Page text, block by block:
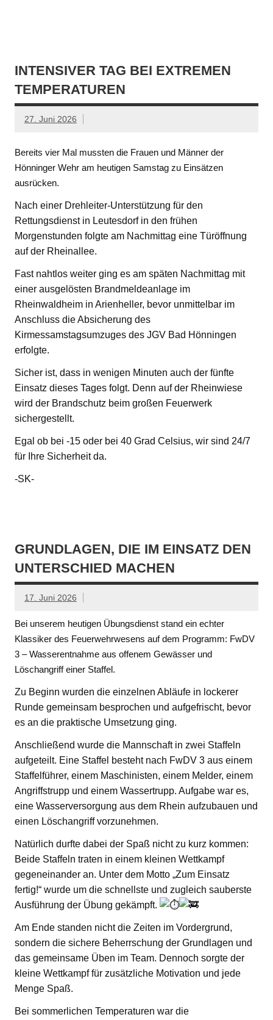
INTENSIVER TAG BEI EXTREMEN
TEMPERATUREN
27. Juni 2026
Bereits vier Mal mussten die Frauen und Männer der
Hönninger Wehr am heutigen Samstag zu Einsätzen
ausrücken.
Nach einer Drehleiter-Unterstützung für den
Rettungsdienst in Leutesdorf in den frühen
Morgenstunden folgte am Nachmittag eine Türöffnung
auf der Rheinallee.
Fast nahtlos weiter ging es am späten Nachmittag mit
einer ausgelösten Brandmeldeanlage im
Rheinwaldheim in Arienheller, bevor unmittelbar im
Anschluss die Absicherung des
Kirmessamstagsumzuges des JGV Bad Hönningen
erfolgte.
Sicher ist, dass in wenigen Minuten auch der fünfte
Einsatz dieses Tages folgt. Denn auf der Rheinwiese
wird der Brandschutz beim großen Feuerwerk
sichergestellt.
Egal ob bei -15 oder bei 40 Grad Celsius, wir sind 24/7
für Ihre Sicherheit da.
-SK-
GRUNDLAGEN, DIE IM EINSATZ DEN
UNTERSCHIED MACHEN
17. Juni 2026
Bei unserem heutigen Übungsdienst stand ein echter
Klassiker des Feuerwehrwesens auf dem Programm: FwDV
3 – Wasserentnahme aus offenem Gewässer und
Löschangriff einer Staffel.
Zu Beginn wurden die einzelnen Abläufe in lockerer
Runde gemeinsam besprochen und aufgefrischt, bevor
es an die praktische Umsetzung ging.
Anschließend wurde die Mannschaft in zwei Staffeln
aufgeteilt. Eine Staffel besteht nach FwDV 3 aus einem
Staffelführer, einem Maschinisten, einem Melder, einem
Angriffstrupp und einem Wassertrupp. Aufgabe war es,
eine Wasserversorgung aus dem Rhein aufzubauen und
einen Löschangriff vorzunehmen.
Natürlich durfte dabei der Spaß nicht zu kurz kommen:
Beide Staffeln traten in einem kleinen Wettkampf
gegeneinander an. Unter dem Motto „Zum Einsatz
fertig!“ wurde um die schnellste und zugleich sauberste
Ausführung der Übung gekämpft.
Am Ende standen nicht die Zeiten im Vordergrund,
sondern die sichere Beherrschung der Grundlagen und
das gemeinsame Üben im Team. Dennoch sorgte der
kleine Wettkampf für zusätzliche Motivation und jede
Menge Spaß.
Bei sommerlichen Temperaturen war die